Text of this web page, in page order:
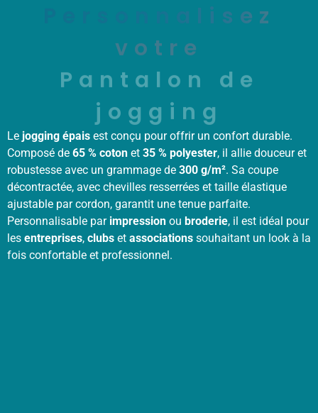
Personnalisez
votre
Pantalon de
jogging
Le jogging épais est conçu pour offrir un confort durable.
Composé de 65 % coton et 35 % polyester, il allie douceur et
robustesse avec un grammage de 300 g/m². Sa coupe
décontractée, avec chevilles resserrées et taille élastique
ajustable par cordon, garantit une tenue parfaite.
Personnalisable par impression ou broderie, il est idéal pour
les entreprises, clubs et associations souhaitant un look à la
fois confortable et professionnel.